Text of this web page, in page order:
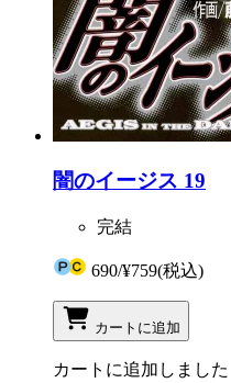
闇のイージス 19
完結
690/¥759(税込)
カートに追加
カートに追加しました